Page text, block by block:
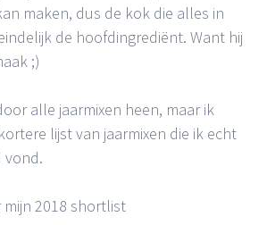
maken, dus de kok die alles in
de hoofdingrediënt. Want hij
;)
alle jaarmixen heen, maar ik
lijst van jaarmixen die ik echt
vond.
2018 shortlist